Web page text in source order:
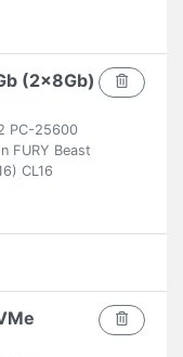
(2x8Gb)
PC-25600
FURY Beast
CL16